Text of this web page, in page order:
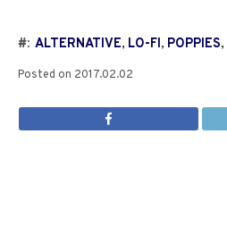
#: ALTERNATIVE, LO-FI, POPPIES,
Posted on 2017.02.02